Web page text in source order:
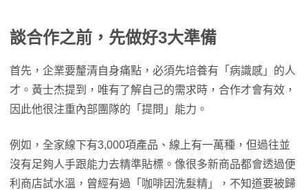
談合作之前，先做好3大準備
首先，企業要釐清自身痛點，必須先培養有「病識感」的人
才。黃士杰提到，唯有了解自己的需求時，合作才會有效，
因此他很注重內部團隊的「提問」能力。
例如，全家線下有3,000項產品、線上有一萬種，但過往並
沒有足夠人手跟能力去精準貼標。像很多新商品都會透過便
利商店試水溫，曾經有過「咖啡因洗髮精」，不知道要被歸